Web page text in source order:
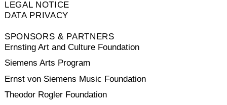
LEGAL NOTICE
DATA PRIVACY
SPONSORS & PARTNERS
Ernsting Art and Culture Foundation
Siemens Arts Program
Ernst von Siemens Music Foundation
Theodor Rogler Foundation